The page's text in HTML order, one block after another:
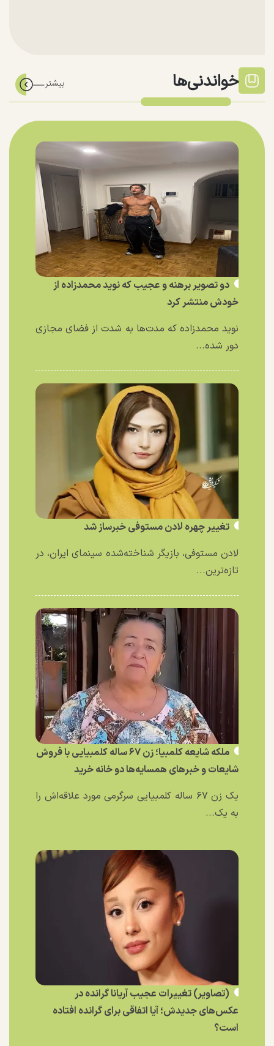
خواندنی‌ها
دو تصویر برهنه و عجیب که نوید محمدزاده از
خودش منتشر کرد
نوید محمدزاده که مدت‌ها به شدت از فضای مجازی
دور شده...
تغییر چهره لادن مستوفی خبرساز شد
لادن مستوفی، بازیگر شناخته‌شده سینمای ایران، در
تازه‌ترین...
ملکه شایعه کلمبیا؛ زن ۶۷ ساله کلمبیایی با فروش
شایعات و خبر‌های همسایه‌ها دو خانه خرید
یک زن ۶۷ ساله کلمبیایی سرگرمی مورد علاقه‌اش را
به یک...
(تصاویر) تغییرات عجیب آریانا گرانده در
عکس‌های جدیدش؛ آیا اتفاقی برای گرانده افتاده
است؟